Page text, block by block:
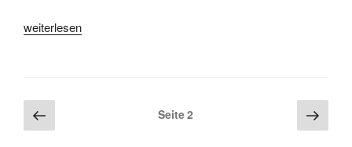
„Filmgespräch
des
Hochstaplers
weiterlesen
Beitragsnavigation
Vorherige
Seite
Seite2
Seite